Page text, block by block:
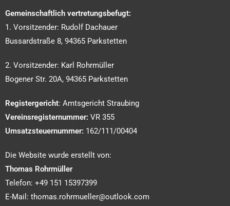
Gemeinschaftlich vertretungsbefugt:
1. Vorsitzender: Rudolf Dachauer
Bussardstraße 8, 94365 Parkstetten
2. Vorsitzender: Karl Rohrmüller
Bogener Str. 20A, 94365 Parkstetten
Registergericht: Amtsgericht Straubing
Vereinsregisternummer: VR 355
Umsatzsteuernummer: 162/111/00404
Die Website wurde erstellt von:
Thomas Rohrmüller
Telefon: +49 151 15397399
E-Mail: thomas.rohrmueller@outlook.com